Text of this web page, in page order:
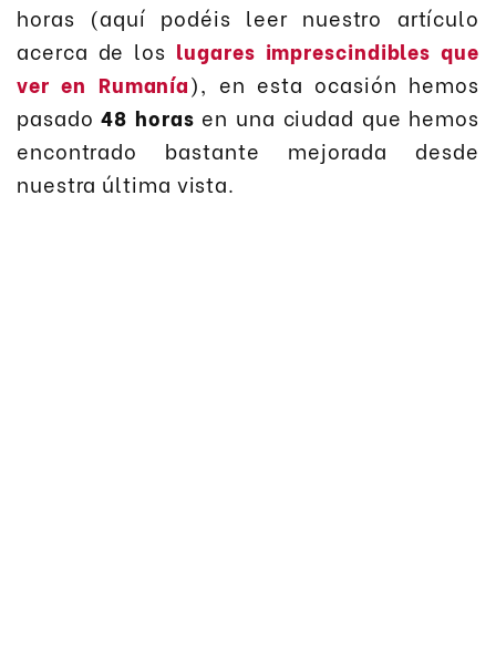
horas (aquí podéis leer nuestro artículo
acerca de los lugares imprescindibles que
ver en Rumanía), en esta ocasión hemos
pasado48 horas en una ciudad que hemos
encontrado bastante mejorada desde
nuestra última vista.